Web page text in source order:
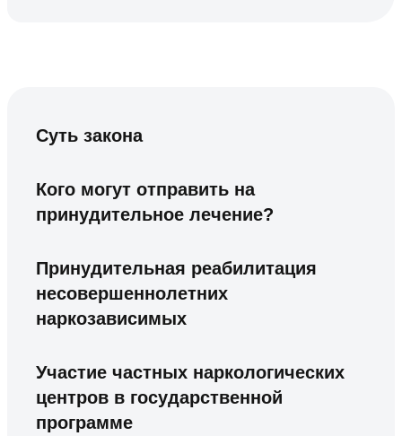
Суть закона
Кого могут отправить на
принудительное лечение?
Принудительная реабилитация
несовершеннолетних
наркозависимых
Участие частных наркологических
центров в государственной
программе